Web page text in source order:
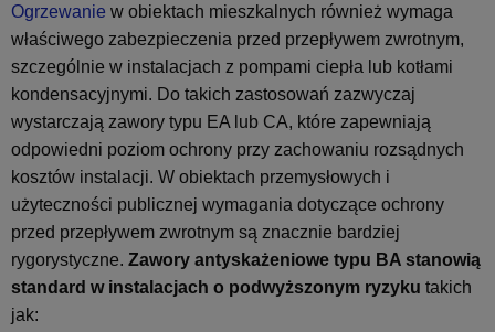
Ogrzewanie w obiektach mieszkalnych również wymaga
właściwego zabezpieczenia przed przepływem zwrotnym,
szczególnie w instalacjach z pompami ciepła lub kotłami
kondensacyjnymi. Do takich zastosowań zazwyczaj
wystarczają zawory typu EA lub CA, które zapewniają
odpowiedni poziom ochrony przy zachowaniu rozsądnych
kosztów instalacji. W obiektach przemysłowych i
użyteczności publicznej wymagania dotyczące ochrony
przed przepływem zwrotnym są znacznie bardziej
rygorystyczne. Zawory antyskażeniowe typu BA stanowią
standard w instalacjach o podwyższonym ryzyku takich
jak: